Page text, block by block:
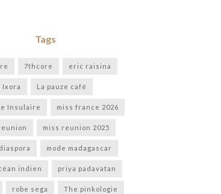
Tags
7thcore eric raisina
Ixora La pauze café
Insulaire miss france 2026
miss reunion 2025
mode madagascar
indien priya padavatan
robe sega The pinkologie